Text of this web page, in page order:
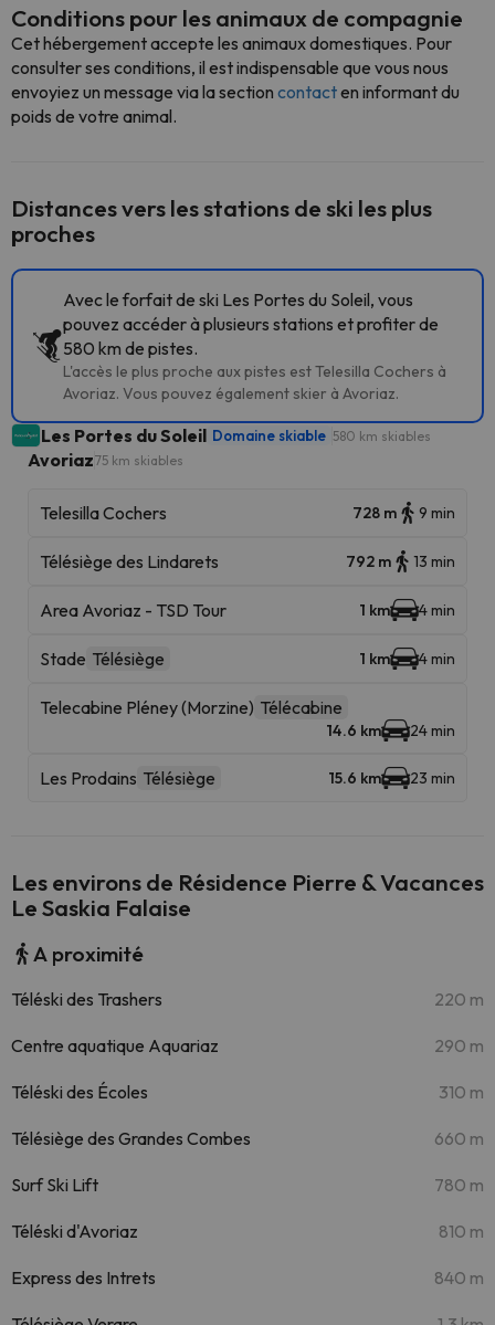
Conditions pour les animaux de compagnie
Cet hébergement accepte les animaux domestiques. Pour
consulter ses conditions, il est indispensable que vous nous
envoyiez un message via la section contacten informant du
poids de votre animal.
Distances vers les stations de ski les plus
proches
Avec le forfait de ski Les Portes du Soleil, vous
pouvez accéder à plusieurs stations et profiter de
580 km de pistes.
L'accès le plus proche aux pistes est Telesilla Cochers à
Avoriaz. Vous pouvez également skier à Avoriaz.
Les Portes du Soleil Domaine skiable 580 km skiables
Avoriaz75 km skiables
Telesilla Cochers 728 m 9 min
Télésiège des Lindarets 792 m 13 min
Area Avoriaz - TSD Tour 1 km 4 min
Stade Télésiège 1 km 4 min
Telecabine Pléney (Morzine) Télécabine
14.6 km 24 min
Les Prodains Télésiège 15.6 km 23 min
Les environs de Résidence Pierre & Vacances
Le Saskia Falaise
A proximité
Téléski des Trashers 220 m
Centre aquatique Aquariaz 290 m
Téléski des Écoles 310 m
Télésiège des Grandes Combes 660 m
Surf Ski Lift 780 m
Téléski d'Avoriaz 810 m
Express des Intrets 840 m